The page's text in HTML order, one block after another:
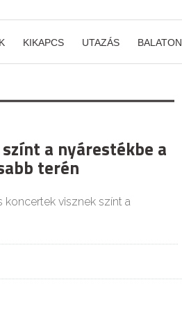
KIKAPCS UTAZÁS BALATON
a nyárestékbe a
terén
koncertek visznek színt a